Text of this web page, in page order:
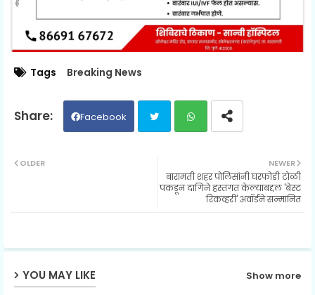
Tags Breaking News
Facebook
ats
NEWER
बारामती शहर पोलिसांनी घरफोडी टोळी
पकडून दागिने हस्तगत केल्याबद्दल 'बेस्ट
रिकव्हरी' अवॉर्डने सन्मानित
OLDER
YOU MAY LIKE Show more